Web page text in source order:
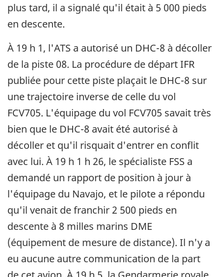
plus tard, il a signalé qu'il était à 5 000 pieds
en descente.
À 19 h 1, l'ATS a autorisé un DHC-8 à décoller
de la piste 08. La procédure de départ IFR
publiée pour cette piste plaçait le DHC-8 sur
une trajectoire inverse de celle du vol
FCV705. L'équipage du vol FCV705 savait très
bien que le DHC-8 avait été autorisé à
décoller et qu'il risquait d'entrer en conflit
avec lui. À 19 h 1 h 26, le spécialiste FSS a
demandé un rapport de position à jour à
l'équipage du Navajo, et le pilote a répondu
qu'il venait de franchir 2 500 pieds en
descente à 8 milles marins DME
(équipement de mesure de distance). Il n'y a
eu aucune autre communication de la part